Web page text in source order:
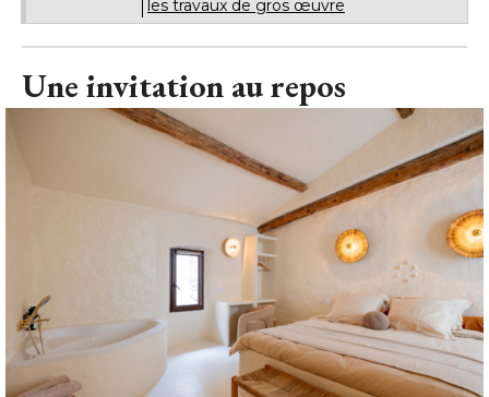
les travaux de gros œuvre
Une invitation au repos